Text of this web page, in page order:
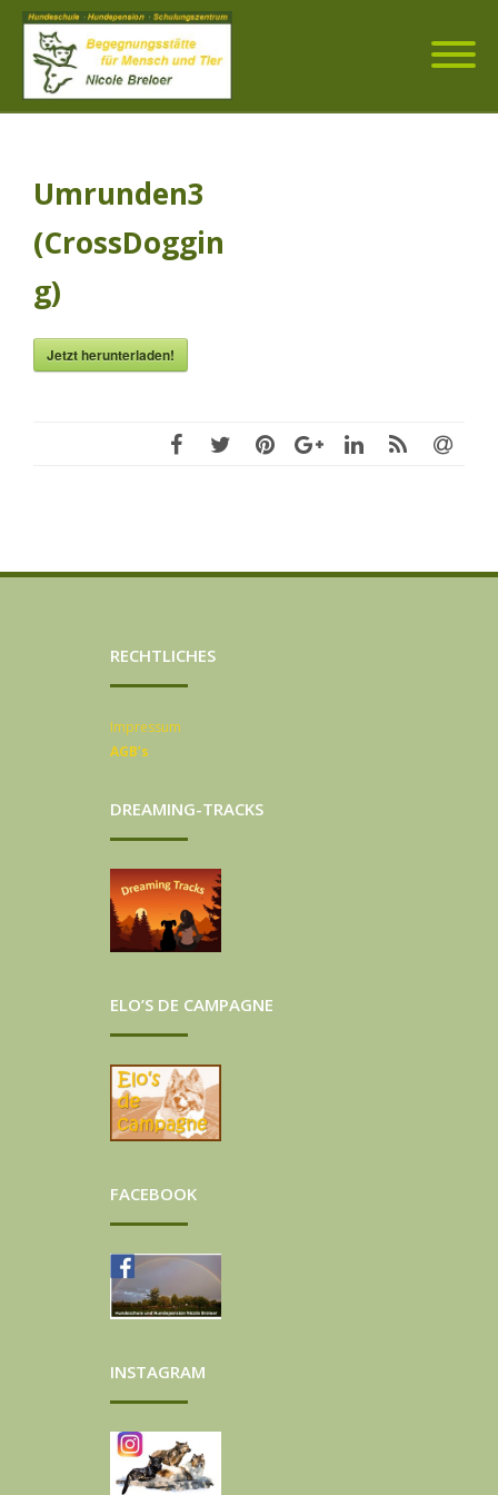
Umrunden3
(CrossDoggin
g)
Jetzt herunterladen!
RECHTLICHES
Impressum
AGB’s
DREAMING-TRACKS
ELO’S DE CAMPAGNE
FACEBOOK
INSTAGRAM